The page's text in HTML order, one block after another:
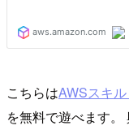
こちらはAWSスキ
を無料で遊べます